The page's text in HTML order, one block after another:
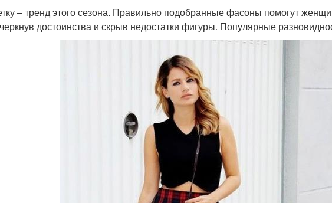
– тренд этого сезона. Правильно подобранные фасоны помогут
достоинства и скрыв недостатки фигуры. Популярные